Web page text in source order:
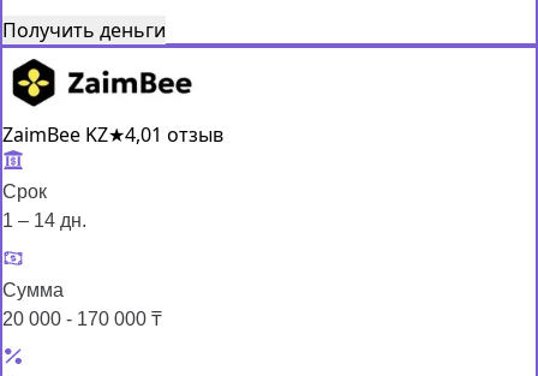
Получить деньги
ZaimBee KZ★4,01 отзыв
Срок
1 – 14 дн.
Сумма
20 000 - 170 000 ₸